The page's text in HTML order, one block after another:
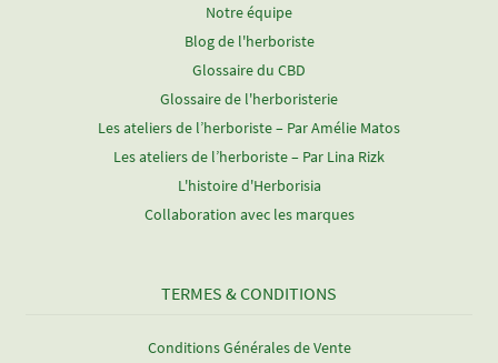
Notre équipe
Blog de l'herboriste
Glossaire du CBD
Glossaire de l'herboristerie
Les ateliers de l’herboriste – Par Amélie Matos
Les ateliers de l’herboriste – Par Lina Rizk
L'histoire d'Herborisia
Collaboration avec les marques
TERMES & CONDITIONS
Conditions Générales de Vente